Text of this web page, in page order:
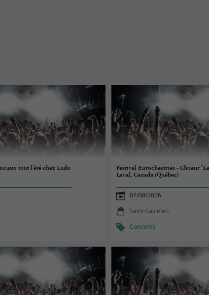
tout l'été chez Ludo
Festival Eurochestries - Choeur
Laval, Canada (Québec)
07/08/2026
Saint-Savinien
Concerts